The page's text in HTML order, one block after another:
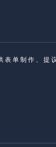
单制作、提